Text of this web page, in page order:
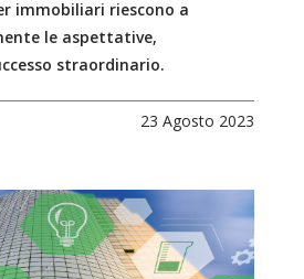
immobiliari riescono a
le aspettative,
straordinario.
23 Agosto 2023